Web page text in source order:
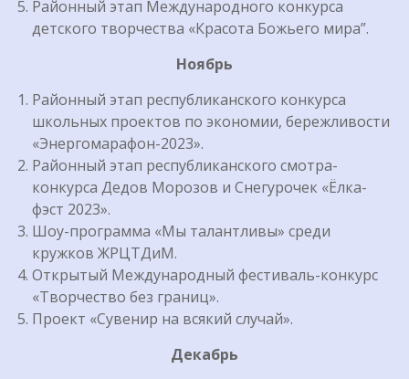
Районный этап Международного конкурса
детского творчества «Красота Божьего мира”.
Ноябрь
Районный этап республиканского конкурса
школьных проектов по экономии, бережливости
«Энергомарафон-2023».
Районный этап республиканского смотра-
конкурса Дедов Морозов и Снегурочек «Ёлка-
фэст 2023».
Шоу-программа «Мы талантливы» среди
кружков ЖРЦТДиМ.
Открытый Международный фестиваль-конкурс
«Творчество без границ».
Проект «Сувенир на всякий случай».
Декабрь